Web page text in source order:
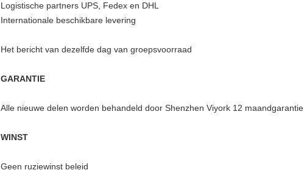
Logistische partners UPS, Fedex en DHL
Internationale beschikbare levering
Het bericht van dezelfde dag van groepsvoorraad
GARANTIE
Alle nieuwe delen worden behandeld door Shenzhen Viyork 12 maandgarantie
WINST
Geen ruziewinst beleid